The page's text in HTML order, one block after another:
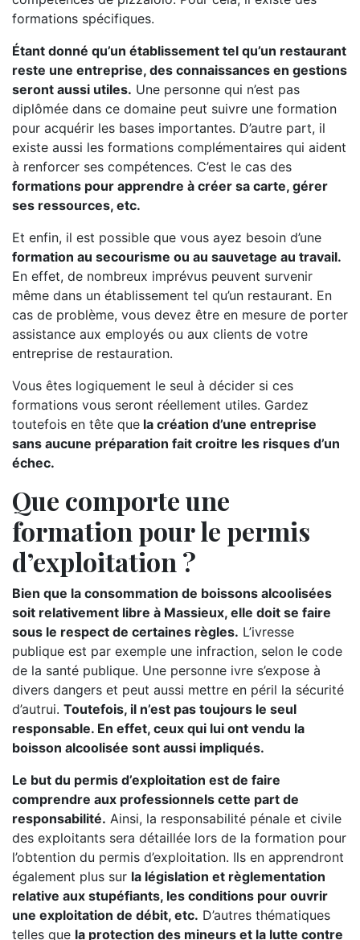
formations spécifiques.
Étant donné qu’un établissement tel qu’un restaurant
reste une entreprise, des connaissances en gestions
seront aussi utiles. Une personne qui n’est pas
diplômée dans ce domaine peut suivre une formation
pour acquérir les bases importantes. D’autre part, il
existe aussi les formations complémentaires qui aident
à renforcer ses compétences. C’est le cas des
formations pour apprendre à créer sa carte, gérer
ses ressources, etc.
Et enfin, il est possible que vous ayez besoin d’une
formation au secourisme ou au sauvetage au travail.
En effet, de nombreux imprévus peuvent survenir
même dans un établissement tel qu’un restaurant. En
cas de problème, vous devez être en mesure de porter
assistance aux employés ou aux clients de votre
entreprise de restauration.
Vous êtes logiquement le seul à décider si ces
formations vous seront réellement utiles. Gardez
toutefois en tête que la création d’une entreprise
sans aucune préparation fait croitre les risques d’un
échec.
Que comporte une
formation pour le permis
d’exploitation ?
Bien que la consommation de boissons alcoolisées
soit relativement libre à Massieux, elle doit se faire
sous le respect de certaines règles. L’ivresse
publique est par exemple une infraction, selon le code
de la santé publique. Une personne ivre s’expose à
divers dangers et peut aussi mettre en péril la sécurité
d’autrui. Toutefois, il n’est pas toujours le seul
responsable. En effet, ceux qui lui ont vendu la
boisson alcoolisée sont aussi impliqués.
Le but du permis d’exploitation est de faire
comprendre aux professionnels cette part de
responsabilité. Ainsi, la responsabilité pénale et civile
des exploitants sera détaillée lors de la formation pour
l’obtention du permis d’exploitation. Ils en apprendront
également plus sur la législation et règlementation
relative aux stupéfiants, les conditions pour ouvrir
une exploitation de débit, etc. D’autres thématiques
telles que la protection des mineurs et la lutte contre